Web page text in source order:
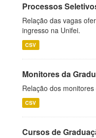
Processos
Relação das vagas
ingresso na Unifei.
CSV
Monitores da
Relação dos
CSV
Cursos de